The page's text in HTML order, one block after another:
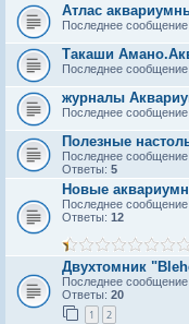
Атлас
Последнее сообщение
Такаши
Последнее сообщение
журналы
Последнее сообщение
Полезные
Последнее сообщение
Ответы: 5
Новые
Последнее сообщение
Ответы: 12
Двухтомник
Последнее сообщение
Ответы: 20
1 2